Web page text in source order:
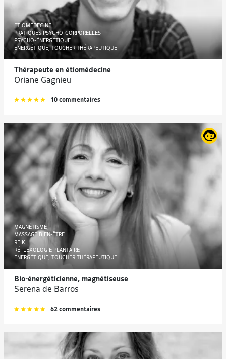
ETIOMÉDECINE
PRATIQUES PSYCHO-CORPORELLES
PSYCHO-ÉNERGÉTIQUE
ENERGÉTIQUE, TOUCHER THÉRAPEUTIQUE
Thérapeute en étiomédecine
Oriane Gagnieu
10 commentaires
MAGNÉTISME
MASSAGE BIEN-ÊTRE
REIKI
RÉFLEXOLOGIE PLANTAIRE
ENERGÉTIQUE, TOUCHER THÉRAPEUTIQUE
Bio-énergéticienne, magnétiseuse
Serena de Barros
62 commentaires